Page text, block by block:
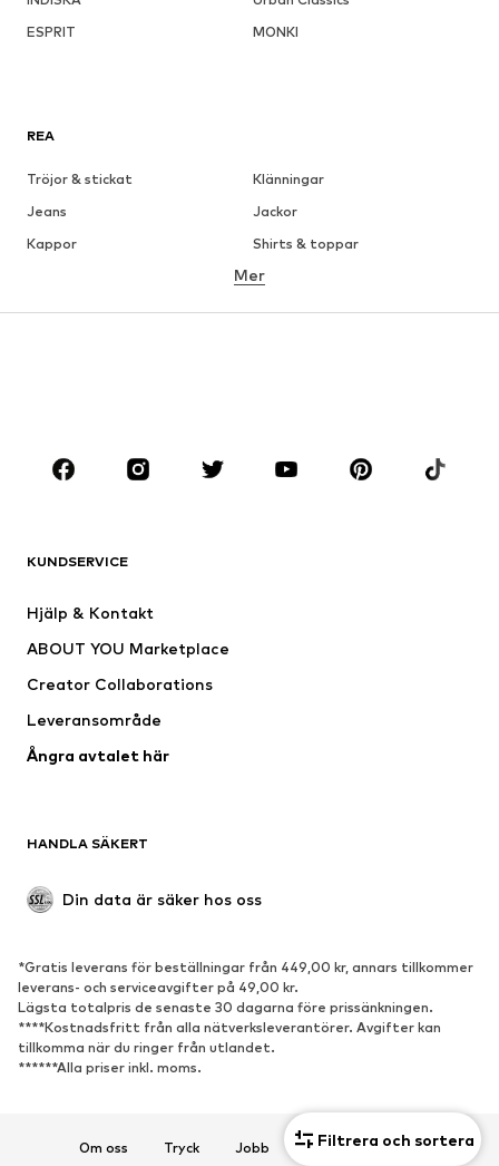
Filtrera och sortera
ESPRIT
MONKI
REA
Tröjor & stickat
Klänningar
Jeans
Jackor
Kappor
Shirts & toppar
Underkläder
Kjolar
Blusar & tunikor
Premium
Nytt
Underkläder
Kappor
Badkläder
Upcycling
Populärt
Sneakers
Stövletter
Pumps & högklackade skor
Stövlar
Sandaler
Ballerinaskor
Pantoletter
Inneskor
Mer
KUNDSERVICE
Hjälp & Kontakt
ABOUT YOU Marketplace
Creator Collaborations
Leveransområde
Ångra avtalet här
HANDLA SÄKERT
Din data är säker hos oss
*Gratis leverans för beställningar från 449,00 kr, annars tillkommer
leverans- och serviceavgifter på 49,00 kr.
Lägsta totalpris de senaste 30 dagarna före prissänkningen.
****Kostnadsfritt från alla nätverksleverantörer. Avgifter kan
tillkomma när du ringer från utlandet.
******Alla priser inkl. moms.
Om oss Tryck Jobb Integritetspolicy